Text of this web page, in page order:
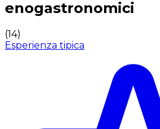
enogastronomici
(14)
Esperienza tipica